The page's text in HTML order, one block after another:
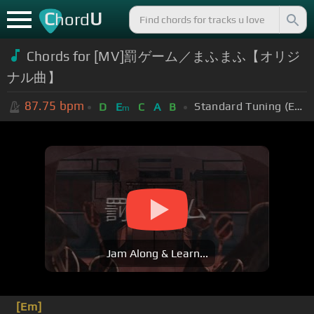
ChordU
Chords for [MV]罰ゲーム／まふまふ【オリジ
ナル曲】
87.75 bpm D Em C A B Standard Tuning (EADGBE)
Jam Along & Learn...
[Em]